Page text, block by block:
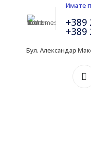
Имате
+389
+389
Бул. Александар